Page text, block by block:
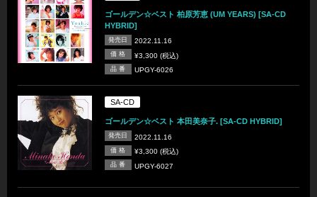
ゴールデン☆ベスト 柏原芳恵 (UM YEARS) [SA-CD
HYBRID]
発売日 2022.11.16
価 格 ¥3,300 (税込)
品 番 UPGY-6026
SA-CD
ゴールデン☆ベスト 本田美奈子. [SA-CD HYBRID]
発売日 2022.11.16
価 格 ¥3,300 (税込)
品 番 UPGY-6027